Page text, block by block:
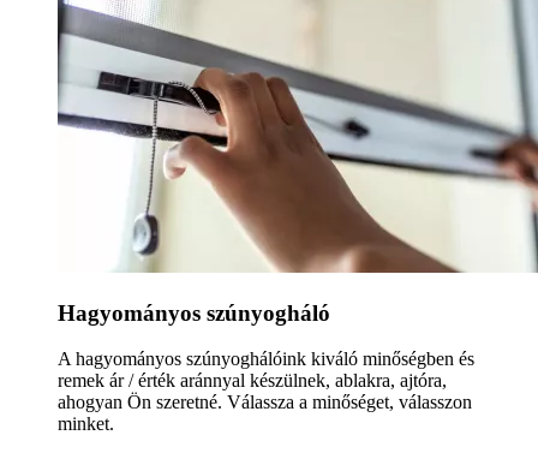
Hagyományos szúnyogháló
A hagyományos szúnyoghálóink kiváló minőségben és
remek ár / érték aránnyal készülnek, ablakra, ajtóra,
ahogyan Ön szeretné. Válassza a minőséget, válasszon
minket.